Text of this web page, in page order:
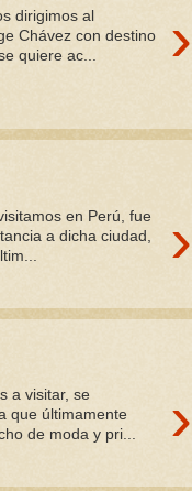
›
dirigimos al
Chávez con destino
quiere ac...
›
en Perú, fue
a dicha ciudad,
›
a visitar, se
que últimamente
de moda y pri...